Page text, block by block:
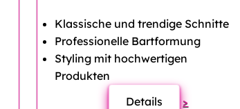
Klassische und trendige Schnitte
Professionelle Bartformung
Styling mit hochwertigen
Produkten
Details
>